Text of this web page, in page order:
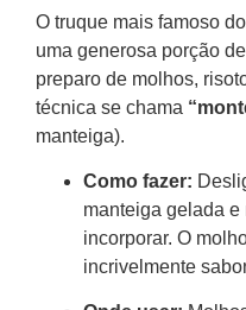
O truque mais famoso
uma generosa porção
preparo de molhos,
técnica se chama
manteiga).
Como fazer:
manteiga gelada
incorporar. O
incrivelmente